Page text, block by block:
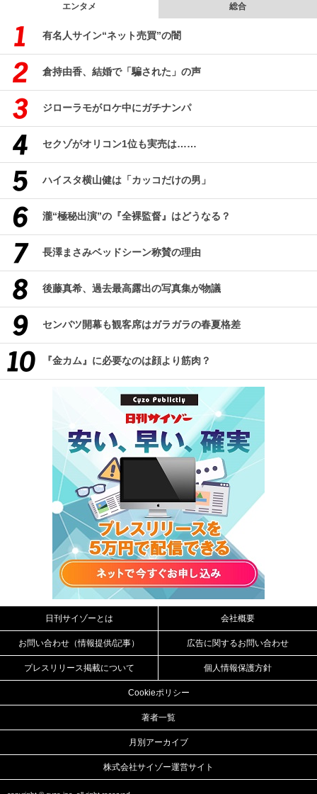
エンタメ 総合
有名人サイン“ネット売買”の闇
倉持由香、結婚で「騙された」の声
ジローラモがロケ中にガチナンパ
セクゾがオリコン1位も実売は……
ハイスタ横山健は「カッコだけの男」
瀧“極秘出演”の『全裸監督』はどうなる？
長澤まさみベッドシーン称賛の理由
後藤真希、過去最高露出の写真集が物議
センバツ開幕も観客席はガラガラの春夏格差
『金カム』に必要なのは顔より筋肉？
日刊サイゾーとは 会社概要
お問い合わせ（情報提供/記事） 広告に関するお問い合わせ
プレスリリース掲載について 個人情報保護方針
Cookieポリシー
著者一覧
月別アーカイブ
株式会社サイゾー運営サイト